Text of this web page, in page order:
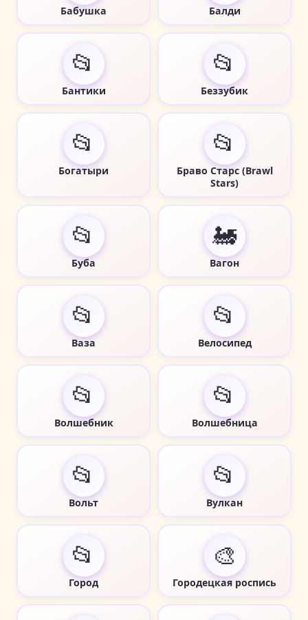
Бабушка Балди
📂
Бантики
📂
Беззубик
📂
Богатыри
📂
Браво Старс (Brawl
Stars)
📂
Буба
🚂
Вагон
📂
Ваза
📂
Велосипед
📂
Волшебник
📂
Волшебница
📂
Вольт
📂
Вулкан
📂
Город
🎨
Городецкая роспись